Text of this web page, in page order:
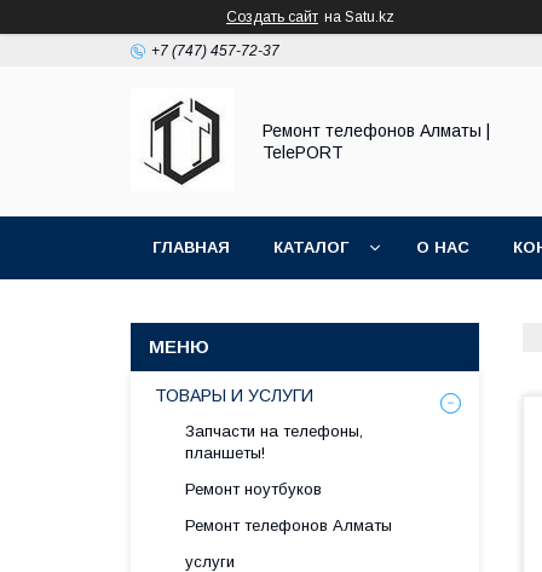
Создать сайт на Satu.kz
+7 (747) 457-72-37
Ремонт телефонов Алматы |
TelePORT
ГЛАВНАЯ КАТАЛОГ О НАС
ТОВАРЫ И УСЛУГИ
Запчасти на телефоны,
планшеты!
Ремонт ноутбуков
Ремонт телефонов Алматы
услуги